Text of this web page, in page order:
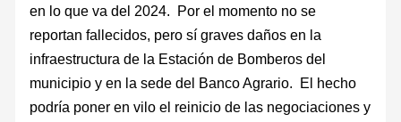
en lo que va del 2024. Por el momento no se
reportan fallecidos, pero sí graves daños en la
infraestructura de la Estación de Bomberos del
municipio y en la sede del Banco Agrario. El hecho
podría poner en vilo el reinicio de las negociaciones y